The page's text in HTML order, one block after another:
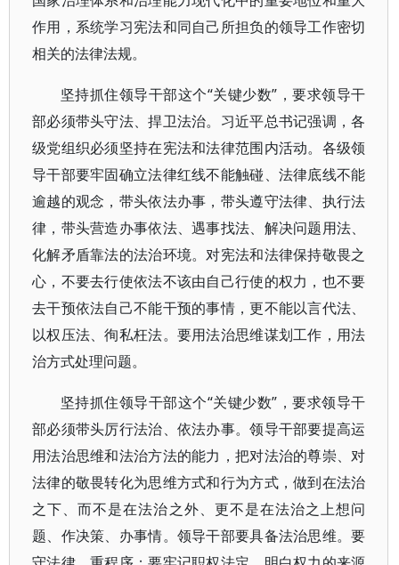
作用，系统学习宪法和同自己所担负的领导工作密切
相关的法律法规。
坚持抓住领导干部这个“关键少数”，要求领导干
部必须带头守法、捍卫法治。习近平总书记强调，各
级党组织必须坚持在宪法和法律范围内活动。各级领
导干部要牢固确立法律红线不能触碰、法律底线不能
逾越的观念，带头依法办事，带头遵守法律、执行法
律，带头营造办事依法、遇事找法、解决问题用法、
化解矛盾靠法的法治环境。对宪法和法律保持敬畏之
心，不要去行使依法不该由自己行使的权力，也不要
去干预依法自己不能干预的事情，更不能以言代法、
以权压法、徇私枉法。要用法治思维谋划工作，用法
治方式处理问题。
坚持抓住领导干部这个“关键少数”，要求领导干
部必须带头厉行法治、依法办事。领导干部要提高运
用法治思维和法治方法的能力，把对法治的尊崇、对
法律的敬畏转化为思维方式和行为方式，做到在法治
之下、而不是在法治之外、更不是在法治之上想问
题、作决策、办事情。领导干部要具备法治思维。要